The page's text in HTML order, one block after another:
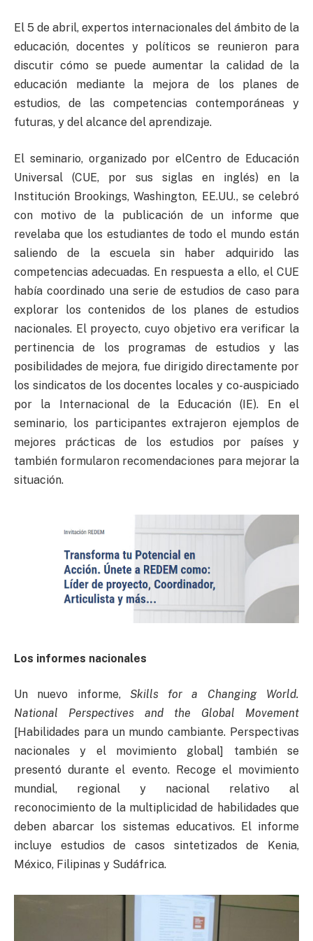
El 5 de abril, expertos internacionales del ámbito de la
educación, docentes y políticos se reunieron para
discutir cómo se puede aumentar la calidad de la
educación mediante la mejora de los planes de
estudios, de las competencias contemporáneas y
futuras, y del alcance del aprendizaje.
El seminario, organizado por elCentro de Educación
Universal (CUE, por sus siglas en inglés) en la
Institución Brookings, Washington, EE.UU., se celebró
con motivo de la publicación de un informe que
revelaba que los estudiantes de todo el mundo están
saliendo de la escuela sin haber adquirido las
competencias adecuadas. En respuesta a ello, el CUE
había coordinado una serie de estudios de caso para
explorar los contenidos de los planes de estudios
nacionales. El proyecto, cuyo objetivo era verificar la
pertinencia de los programas de estudios y las
posibilidades de mejora, fue dirigido directamente por
los sindicatos de los docentes locales y co-auspiciado
por la Internacional de la Educación (IE). En el
seminario, los participantes extrajeron ejemplos de
mejores prácticas de los estudios por países y
también formularon recomendaciones para mejorar la
situación.
Los informes nacionales
Un nuevo informe, Skills for a Changing World.
National Perspectives and the Global Movement
[Habilidades para un mundo cambiante. Perspectivas
nacionales y el movimiento global] también se
presentó durante el evento. Recoge el movimiento
mundial, regional y nacional relativo al
reconocimiento de la multiplicidad de habilidades que
deben abarcar los sistemas educativos. El informe
incluye estudios de casos sintetizados de Kenia,
México, Filipinas y Sudáfrica.